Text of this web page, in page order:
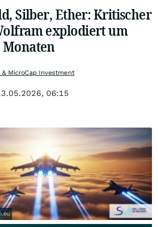
Silber, Ether: Kritischer
explodiert um
Monaten
& MicroCap Investment
06:15